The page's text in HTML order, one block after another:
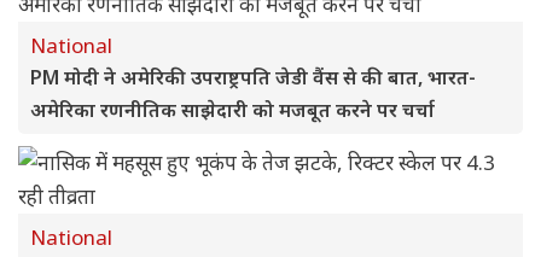
National
PM मोदी ने अमेरिकी उपराष्ट्रपति जेडी वैंस से की बात, भारत-
अमेरिका रणनीतिक साझेदारी को मजबूत करने पर चर्चा
National